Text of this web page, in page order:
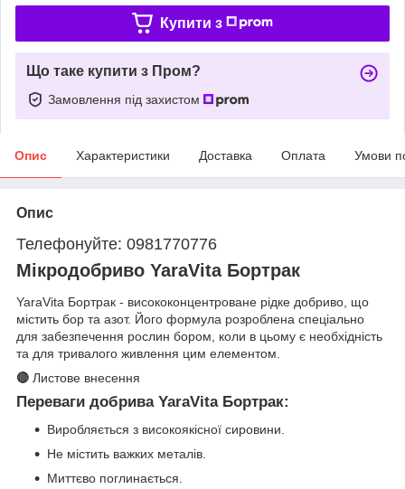
Купити з
Що таке купити з Пром?
Замовлення під захистом
Опис Характеристики Доставка Оплата Умови
Опис
Телефонуйте: 0981770776
Мікродобриво YaraVita Бортрак
YaraVita Бортрак - висококонцентроване рідке добриво, що
містить бор та азот. Його формула розроблена спеціально
для забезпечення рослин бором, коли в цьому є необхідність
та для тривалого живлення цим елементом.
🔴 Листове внесення
Переваги добрива YaraVita Бортрак:
Виробляється з високоякісної сировини.
Не містить важких металів.
Миттєво поглинається.